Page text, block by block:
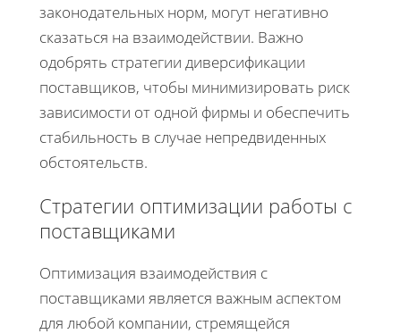
законодательных норм, могут негативно
сказаться на взаимодействии. Важно
одобрять стратегии диверсификации
поставщиков, чтобы минимизировать риск
зависимости от одной фирмы и обеспечить
стабильность в случае непредвиденных
обстоятельств.
Стратегии оптимизации работы с
поставщиками
Оптимизация взаимодействия с
поставщиками является важным аспектом
для любой компании, стремящейся